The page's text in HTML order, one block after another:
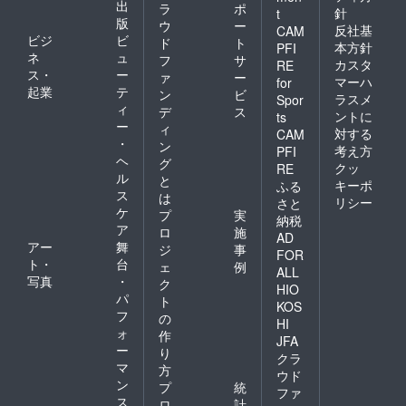
出
版
ビジ
ネ
ス・
起業
ビ
ュ
ー
テ
ィ
ー
・
ヘ
ル
ス
ケ
ア
アー
ト・
写真
舞
台
・
パ
フ
ォ
ー
マ
ン
ス
ラ
ウ
ド
フ
ァ
ン
デ
ィ
ン
グ
と
は
ポ
ー
ト
サ
ー
ビ
ス
プ
ロ
ジ
ェ
ク
ト
の
作
り
方
実
施
事
例
プ
統
t
CAM
PFI
RE
for
Spor
ts
CAM
PFI
RE
ふる
さと
納税
AD
FOR
ALL
HIO
KOS
HI
JFA
クラ
ウド
ファ
針
反社基
本方針
カスタ
マーハ
ラスメ
ントに
対する
考え方
クッ
キーポ
リシー